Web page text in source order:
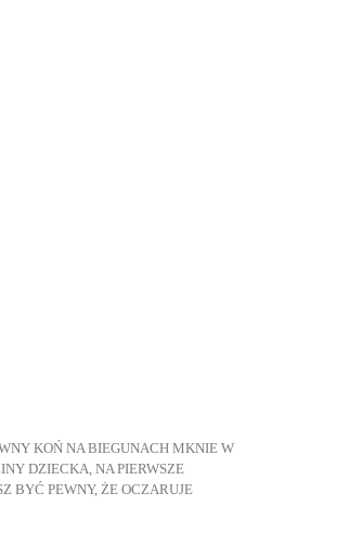
KOŃ NA BIEGUNACH MKNIE W
DZIECKA, NA PIERWSZE
BYĆ PEWNY, ŻE OCZARUJE